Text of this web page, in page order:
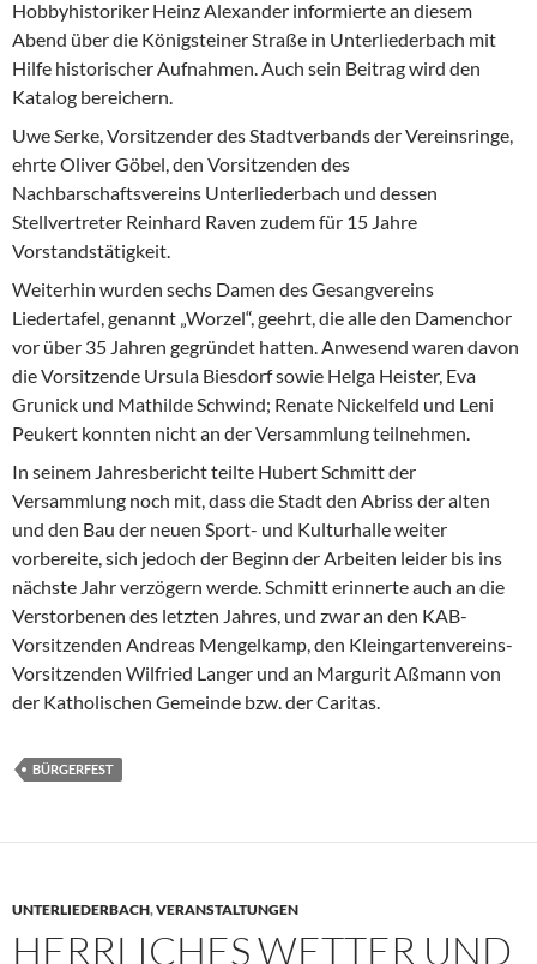
Hobbyhistoriker Heinz Alexander informierte an diesem
Abend über die Königsteiner Straße in Unterliederbach mit
Hilfe historischer Aufnahmen. Auch sein Beitrag wird den
Katalog bereichern.
Uwe Serke, Vorsitzender des Stadtverbands der Vereinsringe,
ehrte Oliver Göbel, den Vorsitzenden des
Nachbarschaftsvereins Unterliederbach und dessen
Stellvertreter Reinhard Raven zudem für 15 Jahre
Vorstandstätigkeit.
Weiterhin wurden sechs Damen des Gesangvereins
Liedertafel, genannt „Worzel“, geehrt, die alle den Damenchor
vor über 35 Jahren gegründet hatten. Anwesend waren davon
die Vorsitzende Ursula Biesdorf sowie Helga Heister, Eva
Grunick und Mathilde Schwind; Renate Nickelfeld und Leni
Peukert konnten nicht an der Versammlung teilnehmen.
In seinem Jahresbericht teilte Hubert Schmitt der
Versammlung noch mit, dass die Stadt den Abriss der alten
und den Bau der neuen Sport- und Kulturhalle weiter
vorbereite, sich jedoch der Beginn der Arbeiten leider bis ins
nächste Jahr verzögern werde. Schmitt erinnerte auch an die
Verstorbenen des letzten Jahres, und zwar an den KAB-
Vorsitzenden Andreas Mengelkamp, den Kleingartenvereins-
Vorsitzenden Wilfried Langer und an Margurit Aßmann von
der Katholischen Gemeinde bzw. der Caritas.
BÜRGERFEST
UNTERLIEDERBACH,VERANSTALTUNGEN
HERRLICHES WETTER UND